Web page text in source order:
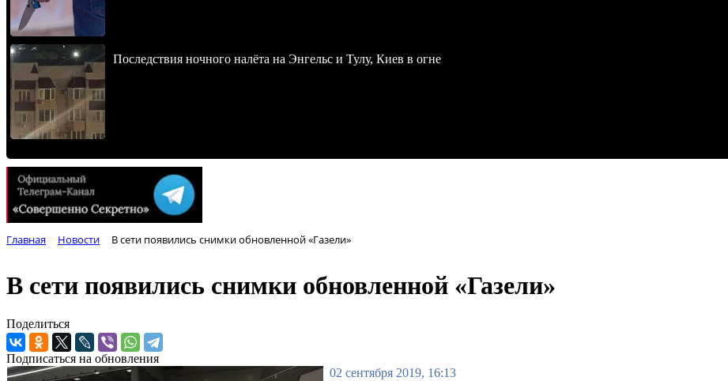
Последствия ночного налёта на Энгельс и Тулу, Киев в огне
Главная Новости В сети появились снимки обновленной «Газели»
В сети появились снимки обновленной «Газели»
Поделиться
Подписаться на обновления
02 сентября 2019, 16:13